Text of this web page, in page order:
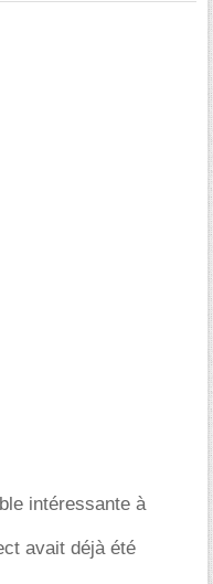
intéressante à
avait déjà été